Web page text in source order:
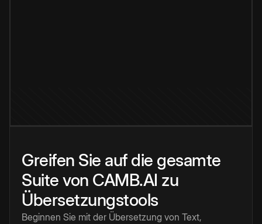
Greifen Sie auf die gesamte
Suite von CAMB.AI zu
Übersetzungstools
Beginnen Sie mit der Übersetzung von Text,